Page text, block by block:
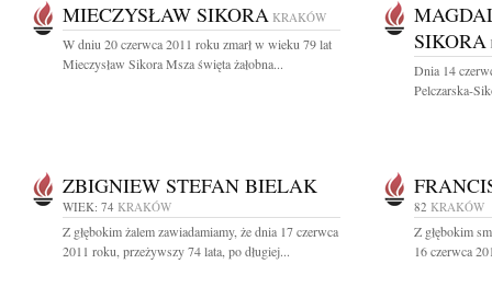
MIECZYSŁAW SIKORA KRAKÓW
W dniu 20 czerwca 2011 roku zmarł w wieku 79 lat
Mieczysław Sikora Msza święta żałobna...
SIKORA
Dnia 14
Pelczarska-
ZBIGNIEW STEFAN BIELAK
WIEK: 74 KRAKÓW
Z głębokim żalem zawiadamiamy, że dnia 17 czerwca
2011 roku, przeżywszy 74 lata, po długiej...
82 KRAKÓW
Z głębokim
16 czerwca